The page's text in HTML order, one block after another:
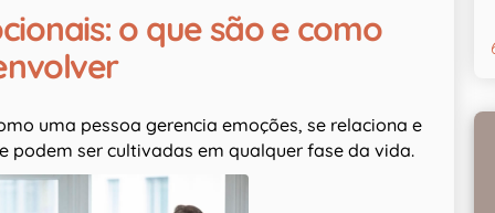
o que são e como
uma pessoa gerencia emoções, se relaciona e
podem ser cultivadas em qualquer fase da vida.